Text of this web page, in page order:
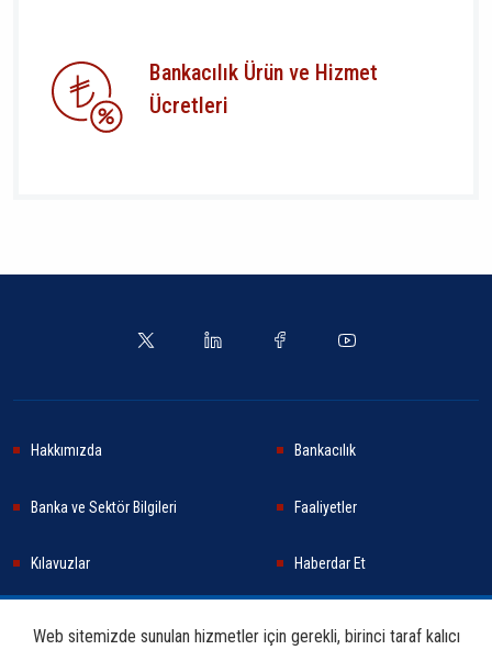
Bankacılık Ürün ve Hizmet
Ücretleri
Hakkımızda Bankacılık
Banka ve Sektör Bilgileri Faaliyetler
Kılavuzlar Haberdar Et
Web sitemizde sunulan hizmetler için gerekli, birinci taraf kalıcı